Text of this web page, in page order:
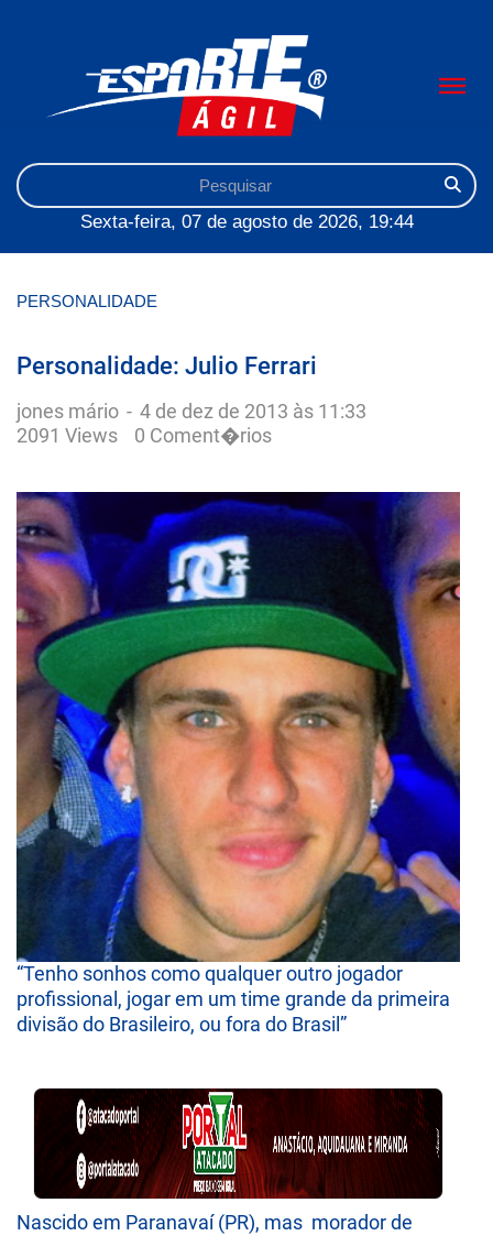
Sexta-feira, 07 de agosto de 2026, 19:44
PERSONALIDADE
Personalidade: Julio Ferrari
jones mário - 4 de dez de 2013 às 11:33
2091 Views
0 Coment�rios
“Tenho sonhos como qualquer outro jogador
profissional, jogar em um time grande da primeira
divisão do Brasileiro, ou fora do Brasil”
Nascido em Paranavaí (PR), mas morador de